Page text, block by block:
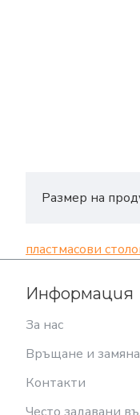
Размер на
пластмасови
Информация
За нас
Връщане и замяна
Контакти